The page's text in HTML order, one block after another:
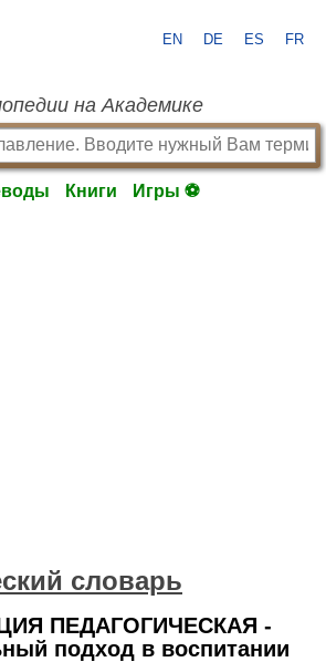
EN DE ES FR
на Академике
Книги Игры ⚽
словарь
ПЕДАГОГИЧЕСКАЯ -
подход в воспитании